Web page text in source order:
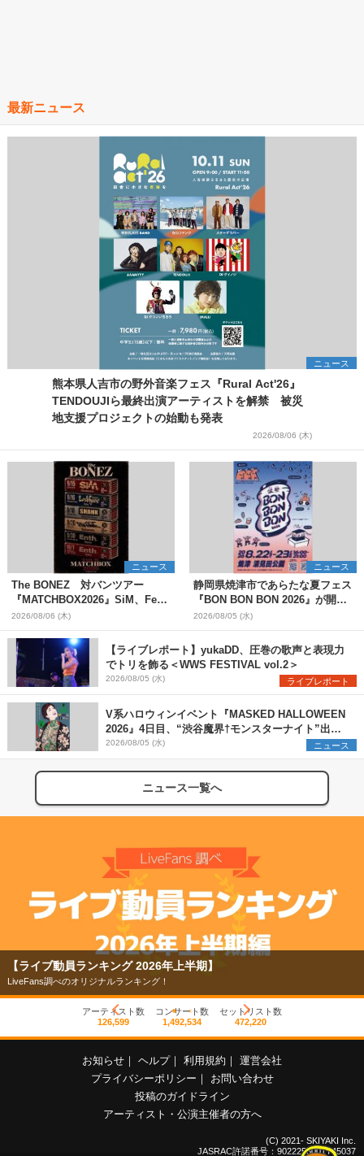
最新ニュース
ニュース
熊本県人吉市の野外音楽フェス『Rural Act'26』
TENDOUJIら最終出演アーティストを解禁 被災
地支援プロジェクトの始動も発表
2026/08/06 (木)
ニュース
The BONEZ 対バンツアー
『MATCHBOX2026』SiM、Fear,
and Loathing in Las Vegasら対
バンアーティストを一斉解禁
2026/08/06 (木)
ニュース
静岡県焼津市であらたな夏フェス
『BON BON BON 2026』が開
催 音楽ライブ×盆踊り×DJ×屋台
グルメ×ランタンナイトで彩る2日
間
2026/08/05 (水)
【ライブレポート】yukaDD、圧巻の歌声と表現力
でトリを飾る＜WWS FESTIVAL vol.2＞
2026/08/05 (水) ライブレポート
V系ハロウィンイベント『MASKED HALLOWEEN
2026』4日目、“渋谷魔界†モンスターナイト”出演6
組を発表
2026/08/05 (水) ニュース
ニュース一覧へ
【ライブ動員ランキング 2026年上半期】
LiveFans調べのオリジナルランキング！
アーティスト数
126,599
コンサート数
1,492,534
セットリスト数
472,220
お知らせ ヘルプ 利用規約
運営会社
プライバシーポリシー
お問い合わせ
投稿のガイドライン
アーティスト・公演主催者の方へ
(C) 2021- SKIYAKI Inc.
JASRAC許諾番号：9022255001Y45037